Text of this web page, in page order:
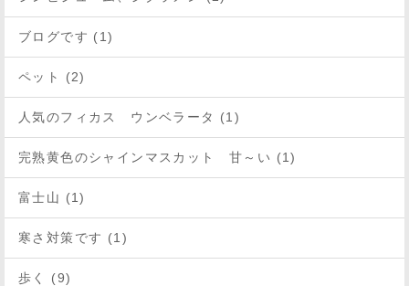
ブログです (1)
ペット (2)
人気のフィカス ウンベラータ (1)
完熟黄色のシャインマスカット 甘～い (1)
富士山 (1)
寒さ対策です (1)
歩く (9)